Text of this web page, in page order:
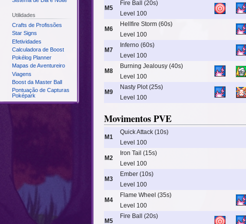
M5
Fire Ball (20s)
Level 100
M6
Hellfire Storm (60s)
Level 100
M7
Inferno (60s)
Level 100
M8
Burning Jealousy (40s)
Level 100
M9
Nasty Plot (25s)
Level 100
Movimentos PVE
M1
Quick Attack (10s)
Level 100
M2
Iron Tail (15s)
Level 100
M3
Ember (10s)
Level 100
M4
Flame Wheel (35s)
Level 100
M5
Fire Ball (20s)
Utilidades
Crafts de Profissões
Star Signs
Efetividades
Calculadora de Boost
Pokélog Planner
Mapas de Aventureiro
Viagens
Boost da Master Ball
Pontuação de Capturas
Poképark